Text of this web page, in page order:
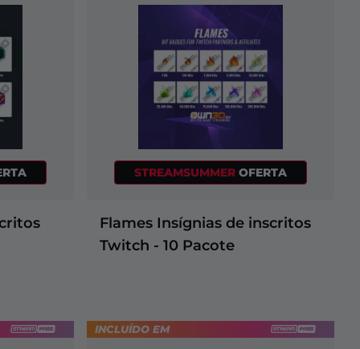
STREAMSUMMER OFERTA
Flames Insígnias de inscritos
Twitch - 10 Pacote
INCLUÍDO EM